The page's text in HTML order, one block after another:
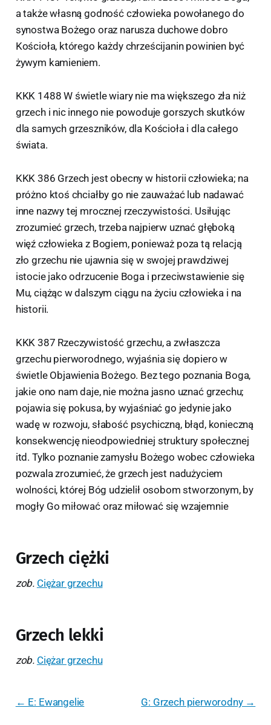
a także własną godność człowieka powołanego do
synostwa Bożego oraz narusza duchowe dobro
Kościoła, którego każdy chrześcijanin powinien być
żywym kamieniem.
KKK 1488 W świetle wiary nie ma większego zła niż
grzech i nic innego nie powoduje gorszych skutków
dla samych grzeszników, dla Kościoła i dla całego
świata.
KKK 386 Grzech jest obecny w historii człowieka; na
próżno ktoś chciałby go nie zauważać lub nadawać
inne nazwy tej mrocznej rzeczywistości. Usiłując
zrozumieć grzech, trzeba najpierw uznać głęboką
więź człowieka z Bogiem, ponieważ poza tą relacją
zło grzechu nie ujawnia się w swojej prawdziwej
istocie jako odrzucenie Boga i przeciwstawienie się
Mu, ciążąc w dalszym ciągu na życiu człowieka i na
historii.
KKK 387 Rzeczywistość grzechu, a zwłaszcza
grzechu pierworodnego, wyjaśnia się dopiero w
świetle Objawienia Bożego. Bez tego poznania Boga,
jakie ono nam daje, nie można jasno uznać grzechu;
pojawia się pokusa, by wyjaśniać go jedynie jako
wadę w rozwoju, słabość psychiczną, błąd, konieczną
konsekwencję nieodpowiedniej struktury społecznej
itd. Tylko poznanie zamysłu Bożego wobec człowieka
pozwala zrozumieć, że grzech jest nadużyciem
wolności, której Bóg udzielił osobom stworzonym, by
mogły Go miłować oraz miłować się wzajemnie
Grzech ciężki
zob. Ciężar grzechu
Grzech lekki
zob. Ciężar grzechu
← E: Ewangelie G: Grzech pierworodny →